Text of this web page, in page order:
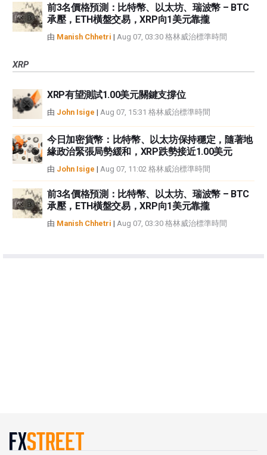
前3名價格預測：比特幣、以太坊、瑞波幣 – BTC
承壓，ETH橫盤交易，XRP向1美元靠攏
由 Manish Chhetri | Aug 07, 03:30 格林威治標準時間
XRP
XRP有望測試1.00美元關鍵支撐位
由 John Isige | Aug 07, 15:31 格林威治標準時間
今日加密貨幣：比特幣、以太坊保持穩定，隨著地
緣政治緊張局勢緩和，XRP跌勢接近1.00美元
由 John Isige | Aug 07, 11:02 格林威治標準時間
前3名價格預測：比特幣、以太坊、瑞波幣 – BTC
承壓，ETH橫盤交易，XRP向1美元靠攏
由 Manish Chhetri | Aug 07, 03:30 格林威治標準時間